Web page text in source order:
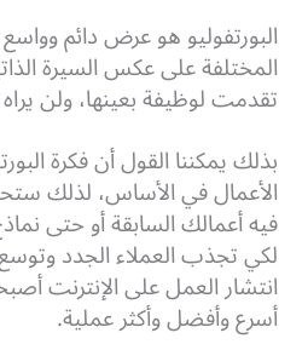
البورتفوليو هو عرض دائم وواسع
المختلفة على عكس السيرة
تقدمت لوظيفة بعينها، ولن
بذلك يمكننا القول أن فكرة
الأعمال في الأساس، لذلك
فيه أعمالك السابقة أو حتى
لكي تجذب العملاء الجدد
انتشار العمل على الإنترنت
أسرع وأفضل وأكثر عملية.